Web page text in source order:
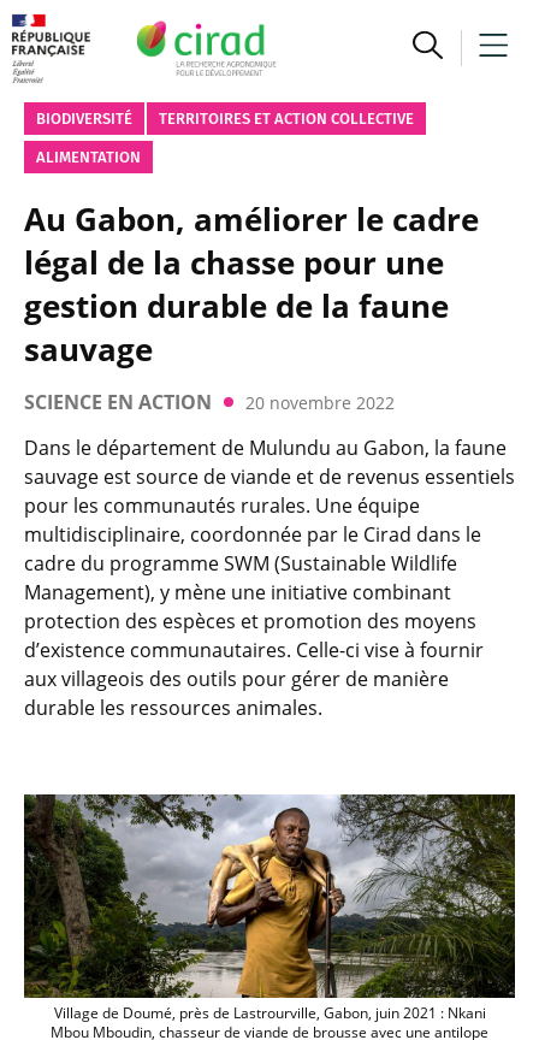
BIODIVERSITÉ TERRITOIRES ET ACTION COLLECTIVE
ALIMENTATION
Au Gabon, améliorer le cadre
légal de la chasse pour une
gestion durable de la faune
sauvage
SCIENCE EN ACTION 20 novembre 2022
Dans le département de Mulundu au Gabon, la faune
sauvage est source de viande et de revenus essentiels
pour les communautés rurales. Une équipe
multidisciplinaire, coordonnée par le Cirad dans le
cadre du programme SWM (Sustainable Wildlife
Management), y mène une initiative combinant
protection des espèces et promotion des moyens
d’existence communautaires. Celle-ci vise à fournir
aux villageois des outils pour gérer de manière
durable les ressources animales.
DOUME VILLAGE, CLOSE TO
Village de Doumé, près de Lastrourville, Gabon, juin 2021 : Nkani
Mbou Mboudin, chasseur de viande de brousse avec une antilope